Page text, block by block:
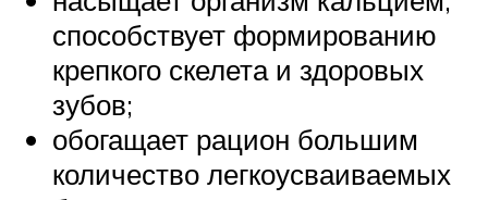
способствует формированию
крепкого скелета и здоровых
зубов;
обогащает рацион большим
количество легкоусваиваемых